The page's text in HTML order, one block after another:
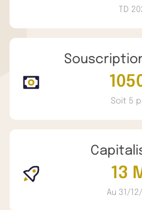
TD
Soit 5
13
Au 31/